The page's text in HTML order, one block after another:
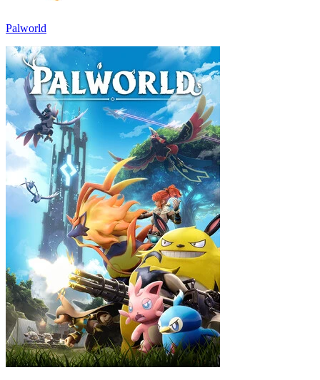
Palworld